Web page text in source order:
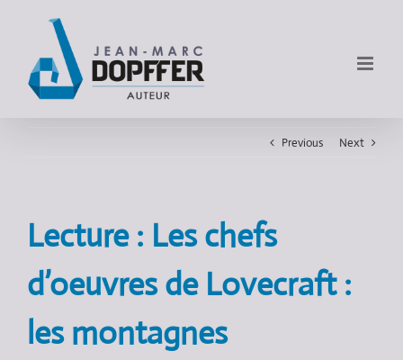
Previous Next
Lecture : Les chefs
d’oeuvres de Lovecraft :
les montagnes